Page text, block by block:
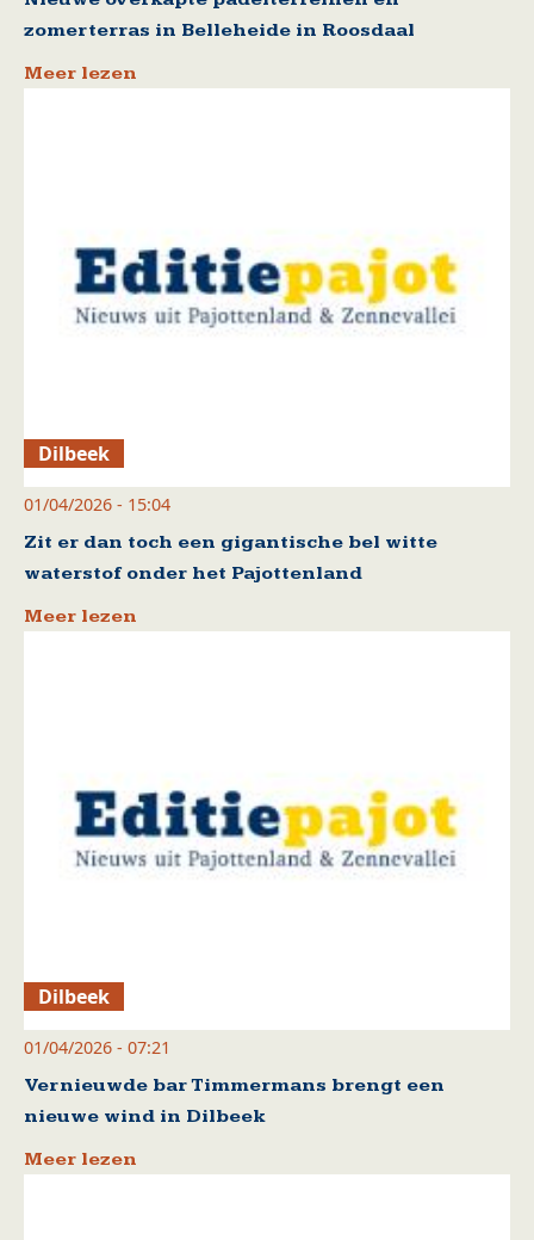
zomerterras in Belleheide in Roosdaal
Meer lezen
Dilbeek
01/04/2026 - 15:04
Zit er dan toch een gigantische bel witte
waterstof onder het Pajottenland
Meer lezen
Dilbeek
01/04/2026 - 07:21
Vernieuwde bar Timmermans brengt een
nieuwe wind in Dilbeek
Meer lezen